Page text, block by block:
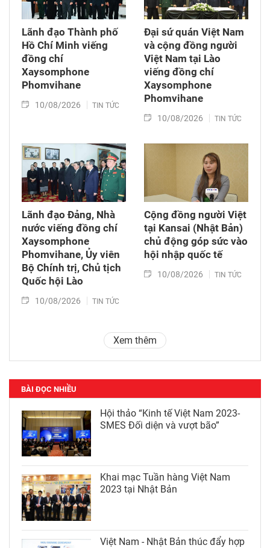
Lãnh đạo Thành phố
Hồ Chí Minh viếng
đồng chí
Xaysomphone
Phomvihane
10/08/2026 TIN TỨC
Đại sứ quán Việt Nam
và cộng đồng người
Việt Nam tại Lào
viếng đồng chí
Xaysomphone
Phomvihane
10/08/2026 TIN TỨC
Lãnh đạo Đảng, Nhà
nước viếng đồng chí
Xaysomphone
Phomvihane, Ủy viên
Bộ Chính trị, Chủ tịch
Quốc hội Lào
10/08/2026 TIN TỨC
Cộng đồng người Việt
tại Kansai (Nhật Bản)
chủ động góp sức vào
hội nhập quốc tế
10/08/2026 TIN TỨC
Xem thêm
BÀI ĐỌC NHIỀU
Hội thảo “Kinh tế Việt Nam 2023-
SMES Đối diện và vượt bão”
Khai mạc Tuần hàng Việt Nam
2023 tại Nhật Bản
Việt Nam - Nhật Bản thúc đẩy hợp